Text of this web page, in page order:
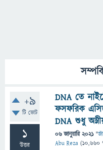
+9
টি ভোট
1
উত্তর
DNA তে
ফসফরিক
DNA শুধু
06 জানুয়ারি 2021 "
Abu Reza (10,660